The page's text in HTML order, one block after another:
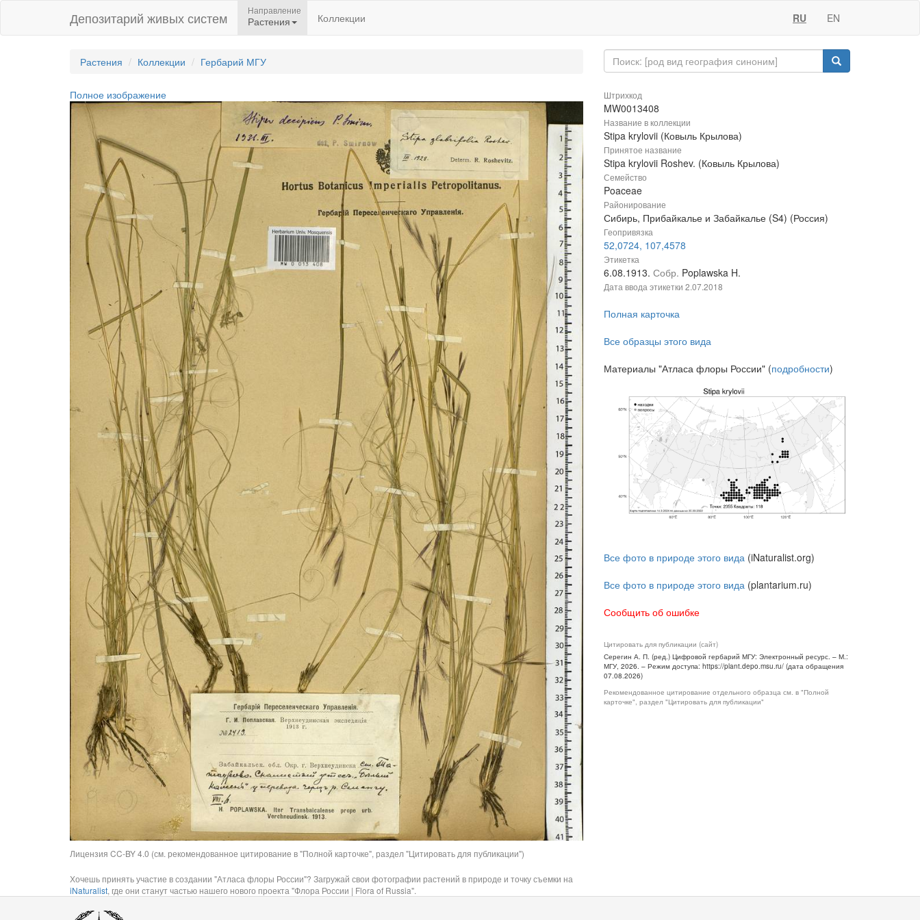
Депозитарий живых систем Направление
Растения Коллекции RU EN
Растения Коллекции Гербарий МГУ
Полное изображение
Лицензия CC-BY 4.0 (см. рекомендованное цитирование в "Полной карточке", раздел "Цитировать для публикации")
Хочешь принять участие в создании "Атласа флоры России"? Загружай свои фотографии растений в природе и точку съемки на
iNaturalist, где они станут частью нашего нового проекта "Флора России | Flora of Russia".
Штрихкод
MW0013408
Название в коллекции
Stipa krylovii (Ковыль Крылова)
Принятое название
Stipa krylovii Roshev. (Ковыль Крылова)
Семейство
Poaceae
Районирование
Сибирь, Прибайкалье и Забайкалье (S4) (Россия)
Геопривязка
52,0724, 107,4578
Этикетка
6.08.1913. Собр. Poplawska H.
Дата ввода этикетки 2.07.2018
Полная карточка
Все образцы этого вида
Материалы "Атласа флоры России" (подробности)
Все фото в природе этого вида (iNaturalist.org)
Все фото в природе этого вида (plantarium.ru)
Сообщить об ошибке
Цитировать для публикации (сайт)
Серегин А. П. (ред.) Цифровой гербарий МГУ: Электронный ресурс. – М.:
МГУ, 2026. – Режим доступа: https://plant.depo.msu.ru/ (дата обращения
07.08.2026)
Рекомендованное цитирование отдельного образца см. в "Полной
карточке", раздел "Цитировать для публикации"